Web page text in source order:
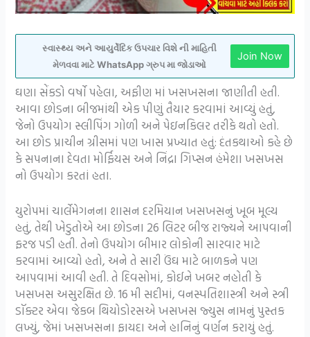
સ્વાસ્થ્ય અને આયુર્વેદિક ઉપચાર વિશે ની માહિતી
મેળવવા માટે WhatsApp ગ્રુપ મા જોડાઓ
Join Now
ઘણા સેંકડો વર્ષો પહેલા, અફીણ માં ખસખસના જાણીતી હતી.
આવા છોડના બીજમાંથી એક પીણું તૈયાર કરવામાં આવ્યું હતું,
જેનો ઉપયોગ સ્લીપિંગ ગોળી અને પેઇનકિલર તરીકે થતો હતો.
આ છોડ પ્રાચીન ગ્રીસમાં પણ ખાસ પ્રખ્યાત હતું: દંતકથાઓ કહે છે
કે સપનાના દેવતા મોર્ફિયસ અને નિંદ્રા ગિપ્સન હંમેશા ખસખસ
નો ઉપયોગ કરતાં હતા.
યુરોપમાં ચાર્લેમેગનના શાસન દરમિયાન ખસખસનું ખૂબ મૂલ્ય
હતું, તેથી ખેડુતોએ આ છોડના 26 લિટર બીજ રાજ્યને આપવાની
ફરજ પડી હતી. તેનો ઉપયોગ બીમાર લોકોની સારવાર માટે
કરવામાં આવ્યો હતો, અને તે સારી ઉંઘ માટે બાળકને પણ
આપવામાં આવી હતી. તે દિવસોમાં, કોઈને ખબર નહોતી કે
ખસખસ અસુરક્ષિત છે. 16 મી સદીમાં, વનસ્પતિશાસ્ત્રી અને સ્ત્રી
ડૉક્ટર એવા જેકબ થિયોડોરસએ ખસખસ જ્યુસ નામનું પુસ્તક
લખ્યું, જેમાં ખસખસના ફાયદા અને હાનિનું વર્ણન કરાયું હતું.